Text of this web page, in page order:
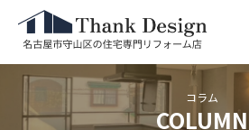
コラム
COLUMN